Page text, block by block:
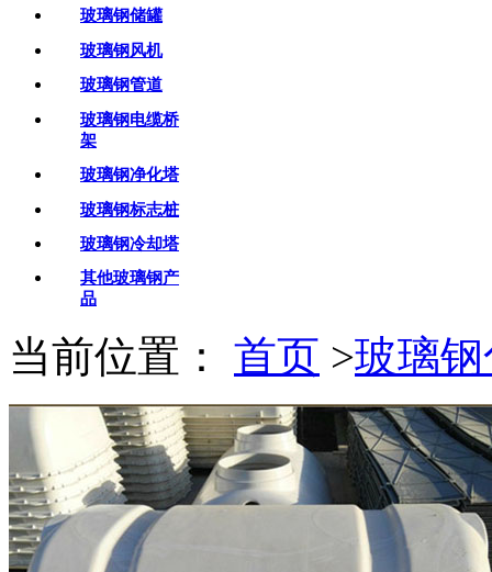
玻璃钢储罐
玻璃钢风机
玻璃钢管道
玻璃钢电缆桥
架
玻璃钢净化塔
玻璃钢标志桩
玻璃钢冷却塔
其他玻璃钢产
品
当前位置： 首页 >玻璃